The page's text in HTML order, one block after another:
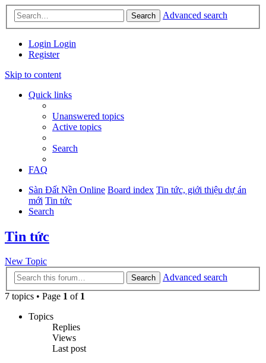
Search Advanced search
Login Login
Register
Skip to content
Quick links
Unanswered topics
Active topics
Search
FAQ
Sàn Đất Nền Online Board index Tin tức, giới thiệu dự án
mới Tin tức
Search
Tin tức
New Topic
Search
Advanced search
7 topics • Page 1 of 1
Topics
Replies
Views
Last post